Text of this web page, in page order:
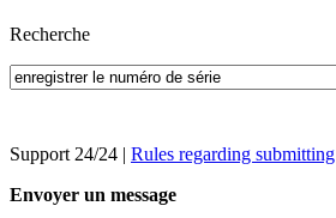
Recherche
Support 24/24 | Rules regarding submitting
Envoyer un message